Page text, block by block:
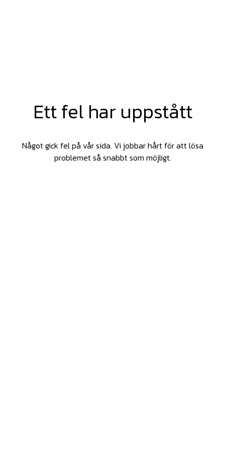
Ett fel har uppstått
Något gick fel på vår sida. Vi jobbar hårt för att lösa
problemet så snabbt som möjligt.